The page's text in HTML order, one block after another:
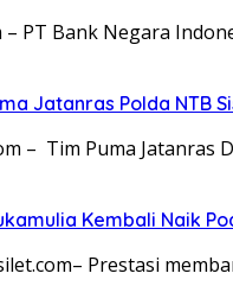
– PT Bank Negara
Jatanras Polda NTB
– Tim Puma
Kembali Naik
Prestasi